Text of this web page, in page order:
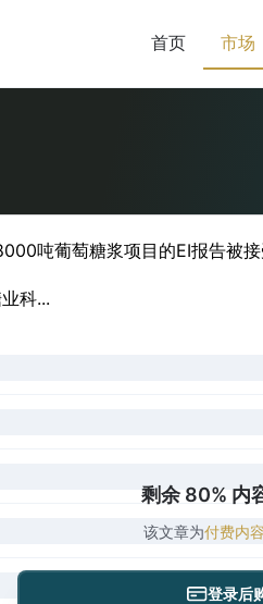
首页 市场
吨葡萄糖浆项目的EI报告被接
科...
剩余 80% 内
该文章为付费内容
登录后